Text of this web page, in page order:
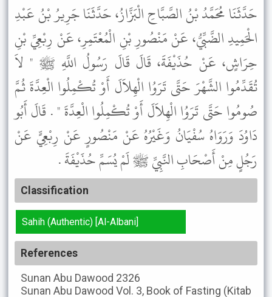
حَدَّثَنَا مُحَمَّدُ بْنُ الصَّبَّاحِ الْبَزَّازُ، حَدَّثَنَا جَرِيرُ بْنُ عَبْدِ
الْحَمِيدِ الضَّبِّيُّ، عَنْ مَنْصُورِ بْنِ الْمُعْتَمِرِ، عَنْ رِبْعِيِّ بْنِ
حِرَاشٍ، عَنْ حُذَيْفَةَ، قَالَ قَالَ رَسُولُ اللَّهِ ﷺ " لاَ
تُقَدِّمُوا الشَّهْرَ حَتَّى تَرَوُا الْهِلاَلَ أَوْ تُكْمِلُوا الْعِدَّةَ ثُمَّ
صُومُوا حَتَّى تَرَوُا الْهِلاَلَ أَوْ تُكْمِلُوا الْعِدَّةَ " . قَالَ أَبُو
دَاوُدَ وَرَوَاهُ سُفْيَانُ وَغَيْرُهُ عَنْ مَنْصُورٍ عَنْ رِبْعِيٍّ عَنْ
رَجُلٍ مِنْ أَصْحَابِ النَّبِيِّ ﷺ لَمْ يُسَمِّ حُذَيْفَةَ .
Classification
Sahih (Authentic) [Al-Albani]
References
Sunan Abu Dawood 2326
Sunan Abu Dawood Vol. 3, Book of Fasting (Kitab